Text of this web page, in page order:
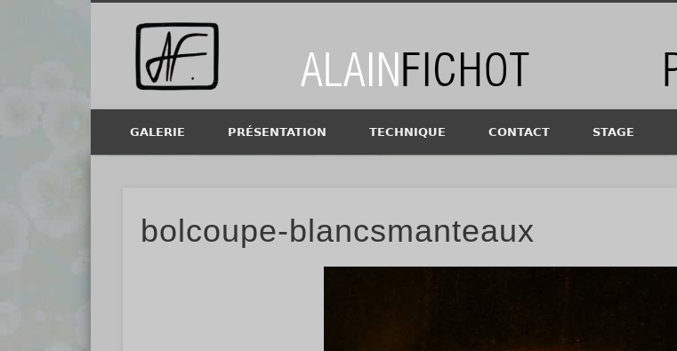
Alain Fichot
GALERIE PRÉSENTATION TECHNIQUE CONTACT STAGE
bolcoupe-blancsmanteaux